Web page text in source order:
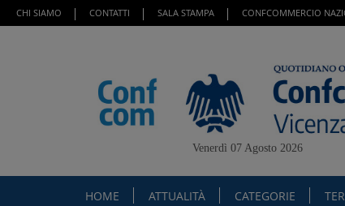
CHI SIAMO CONTATTI SALA STAMPA CONFCOMMERCIO
Venerdì 07 Agosto 2026
HOME ATTUALITÀ CATEGORIE